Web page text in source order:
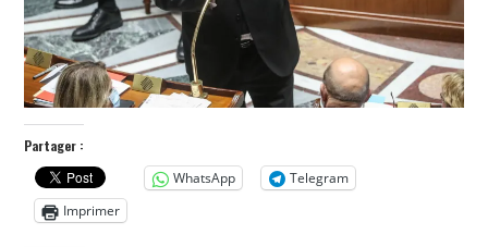
SPORT
Partager :
WhatsApp
Telegram
Imprimer